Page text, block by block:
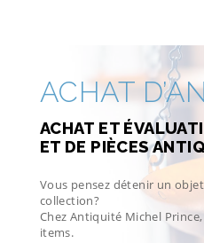
ACHAT
ACHAT ET
ET DE PIÈCES
Vous pensez détenir un
collection?
Chez Antiquité Michel
items.